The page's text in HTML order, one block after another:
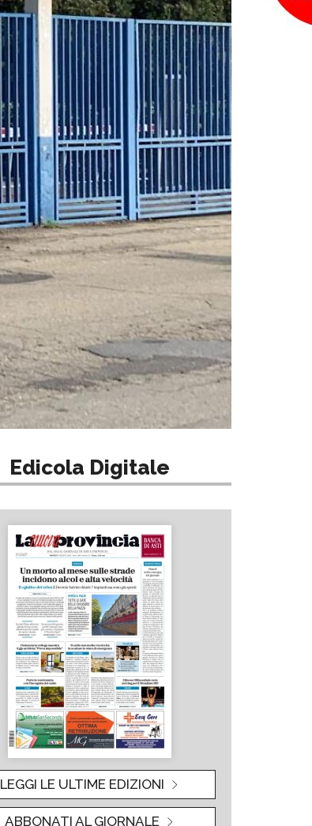
Edicola Digitale
LEGGI LE ULTIME EDIZIONI
ABBONATI AL GIORNALE